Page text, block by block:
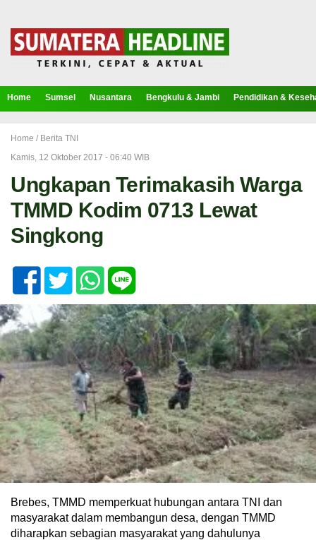
Home Sumsel Nusantara Bengkulu & Jambi Pendidikan &
Home / Berita TNI
Kamis, 12 Oktober 2017 - 06:40 WIB
Ungkapan Terimakasih Warga
TMMD Kodim 0713 Lewat
Singkong
Brebes, TMMD memperkuat hubungan antara TNI dan
masyarakat dalam membangun desa, dengan TMMD
diharapkan sebagian masyarakat yang dahulunya